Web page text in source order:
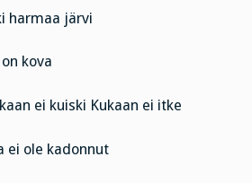
harmaa järvi
kova
ei kuiski Kukaan ei itke
ei ole kadonnut